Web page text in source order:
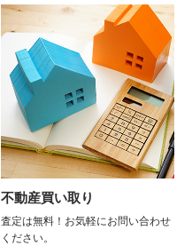
不動産買い取り
査定は無料！お気軽にお問い合わせ
ください。